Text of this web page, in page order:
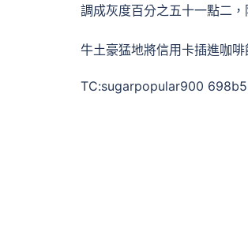
調成灰度百分之五十一點二，
牛土豪猛地將信用卡插進咖
TC:sugarpopular900